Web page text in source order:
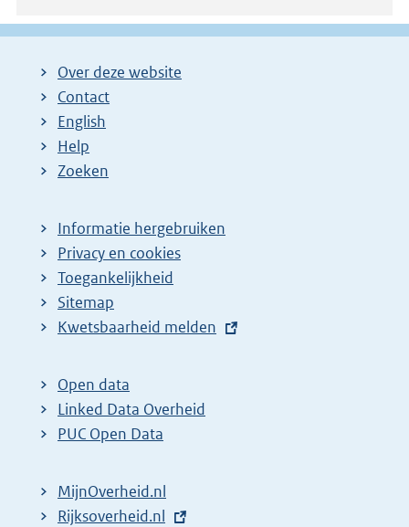
Over deze website
Contact
English
Help
Zoeken
Informatie hergebruiken
Privacy en cookies
Toegankelijkheid
Sitemap
E
t
e
r
l
Kwetsbaarheid melden
Open data
Linked Data Overheid
PUC Open Data
MijnOverheid.nl
E
Rijksoverheid.nl